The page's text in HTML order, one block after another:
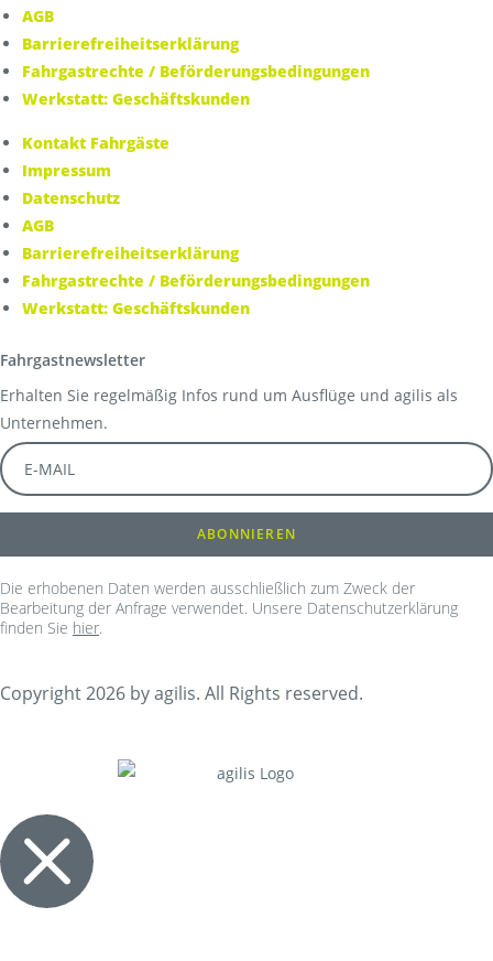
AGB
Barrierefreiheitserklärung
Fahrgastrechte / Beförderungsbedingungen
Werkstatt: Geschäftskunden
Kontakt Fahrgäste
Impressum
Datenschutz
AGB
Barrierefreiheitserklärung
Fahrgastrechte / Beförderungsbedingungen
Werkstatt: Geschäftskunden
Fahrgastnewsletter
Erhalten Sie regelmäßig Infos rund um Ausflüge und agilis als
Unternehmen.
Die erhobenen Daten werden ausschließlich zum Zweck der
Bearbeitung der Anfrage verwendet. Unsere Datenschutzerklärung
finden Sie hier.
Copyright 2026 by agilis. All Rights reserved.